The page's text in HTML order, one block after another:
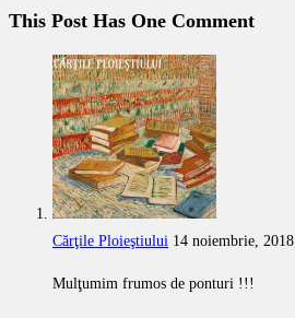
This Post Has One Comment
Cărţile Ploieştiului 14 noiembrie, 2018
Mulţumim frumos de ponturi !!!